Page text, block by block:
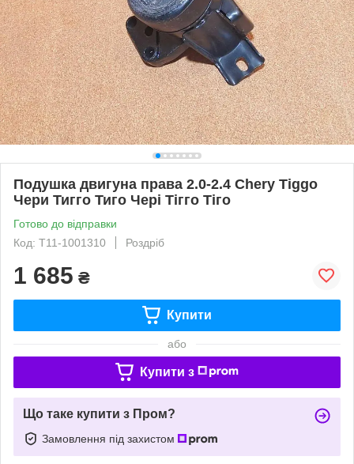
Подушка двигуна права 2.0-2.4 Chery Tiggo
Чери Тигго Тиго Чері Тігго Тіго
Готово до відправки
Код: T11-1001310
Роздріб
1 685 ₴
Купити
або
Купити з
Що таке купити з Пром?
Замовлення під захистом